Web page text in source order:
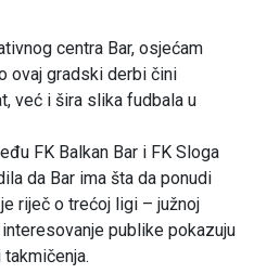
centra Bar, osjećam
ovaj gradski derbi čini
već i šira slika fudbala u
FK Balkan Bar i FK Sloga
da Bar ima šta da ponudi
riječ o trećoj ligi – južnoj
publike pokazuju